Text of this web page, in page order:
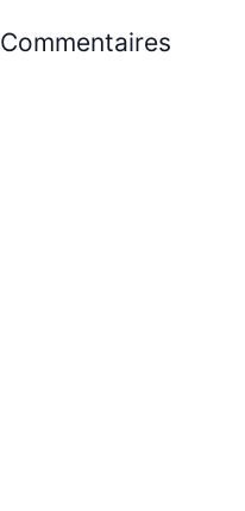
Commentaires